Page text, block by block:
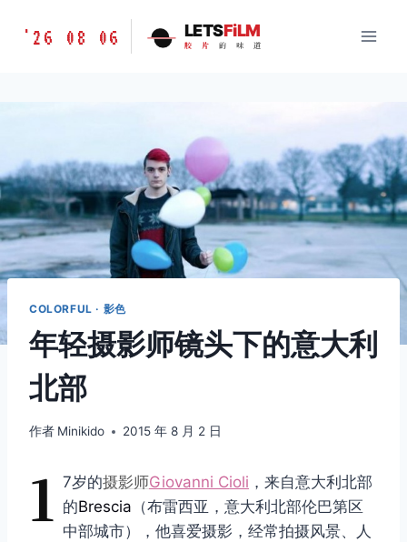
胶
'26 08 06 LETSFiLM
胶 片 的 味 道
COLORFUL · 影色
年轻摄影师镜头下的意大利
北部
作者 Minikido 2015 年 8 月 2 日
1 7岁的摄影师Giovanni Cioli ，来自意大利北部
的Brescia （布雷西亚，意大利北部伦巴第区
中部城市），他喜爱摄影，经常拍摄风景、人